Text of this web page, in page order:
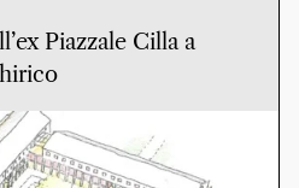
Piazzale Cilla a